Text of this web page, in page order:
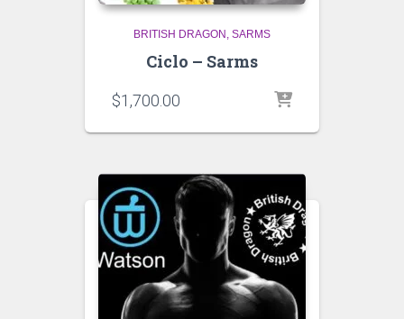
BRITISH DRAGON SARMS
Ciclo – Sarms
$1,700.00